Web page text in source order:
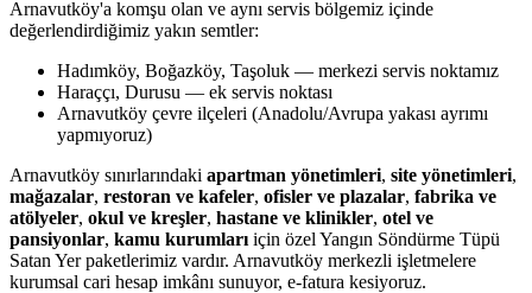
Arnavutköy'a komşu olan ve aynı servis bölgemiz içinde
değerlendirdiğimiz yakın semtler:
Hadımköy, Boğazköy, Taşoluk — merkezi servis noktamız
Haraççı, Durusu — ek servis noktası
Arnavutköy çevre ilçeleri (Anadolu/Avrupa yakası ayrımı
yapmıyoruz)
Arnavutköy sınırlarındaki apartman yönetimleri, site yönetimleri,
mağazalar, restoran ve kafeler, ofisler ve plazalar, fabrika ve
atölyeler, okul ve kreşler, hastane ve klinikler, otel ve
pansiyonlar, kamu kurumları için özel Yangın Söndürme Tüpü
Satan Yer paketlerimiz vardır. Arnavutköy merkezli işletmelere
kurumsal cari hesap imkânı sunuyor, e-fatura kesiyoruz.